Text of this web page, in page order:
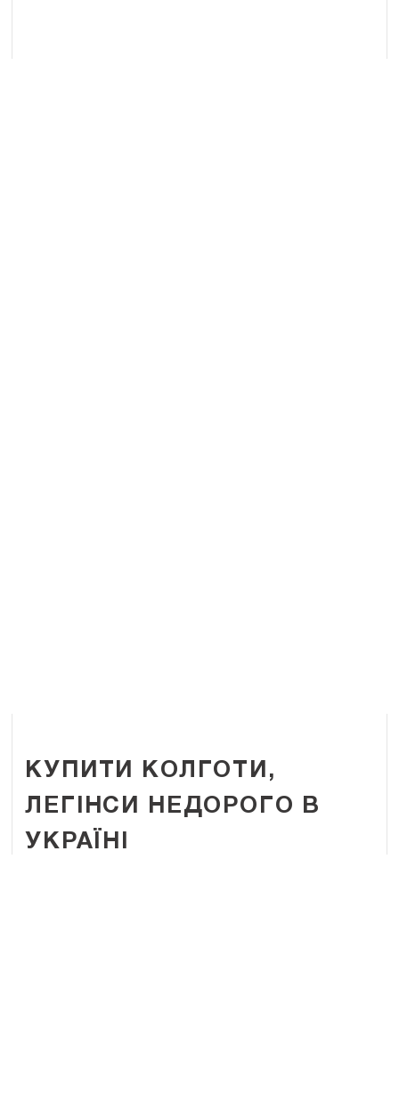
КУПИТИ КОЛГОТИ,
ЛЕГІНСИ НЕДОРОГО В
УКРАЇНІ